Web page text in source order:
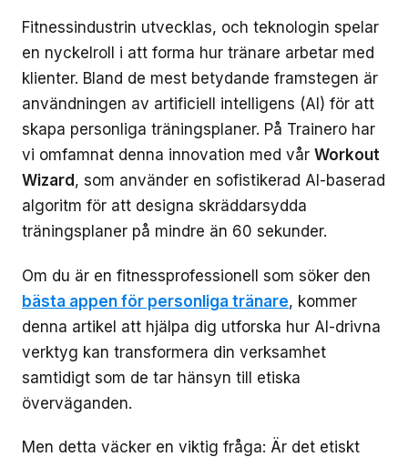
Fitnessindustrin utvecklas, och teknologin spelar
en nyckelroll i att forma hur tränare arbetar med
klienter. Bland de mest betydande framstegen är
användningen av artificiell intelligens (AI) för att
skapa personliga träningsplaner. På Trainero har
vi omfamnat denna innovation med vår Workout
Wizard , som använder en sofistikerad AI-baserad
algoritm för att designa skräddarsydda
träningsplaner på mindre än 60 sekunder.
Om du är en fitnessprofessionell som söker den
bästa appen för personliga tränare, kommer
denna artikel att hjälpa dig utforska hur AI-drivna
verktyg kan transformera din verksamhet
samtidigt som de tar hänsyn till etiska
överväganden.
Men detta väcker en viktig fråga: Är det etiskt